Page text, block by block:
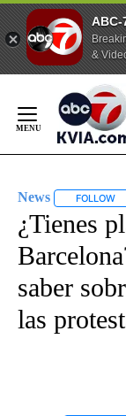
ABC-
&
Content
News FOLLOW
¿Tienes
saber
las